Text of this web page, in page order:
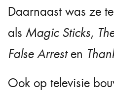
Daarnaast was ze
als Magic Sticks,
False Arresten
Ook op televisie